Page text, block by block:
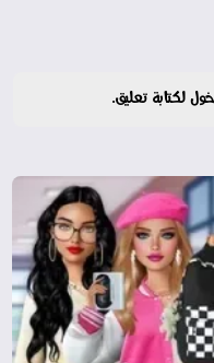
لكتابة تعليق.